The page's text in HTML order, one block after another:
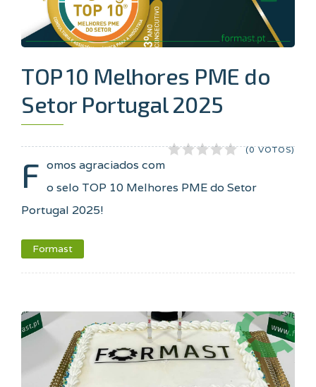
TOP 10 Melhores PME do
Setor Portugal 2025
(0 VOTOS)
F omos agraciados com
o selo TOP 10 Melhores PME do Setor
Portugal 2025!
Formast